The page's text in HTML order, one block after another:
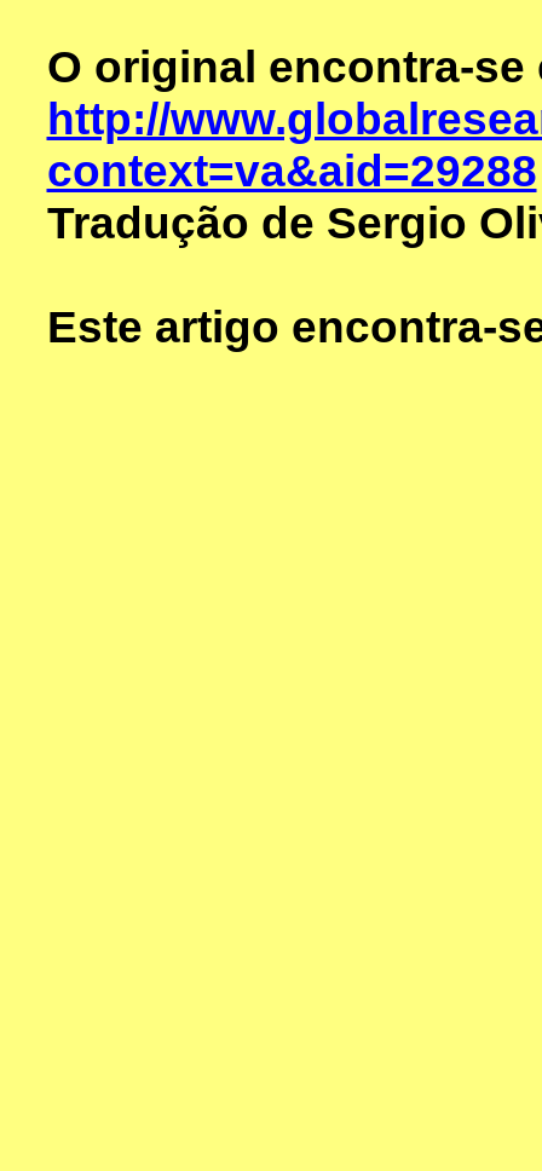
O original encontra-se
http://
context=va&aid=29288
Tradução de Sergio
Este artigo encontra-